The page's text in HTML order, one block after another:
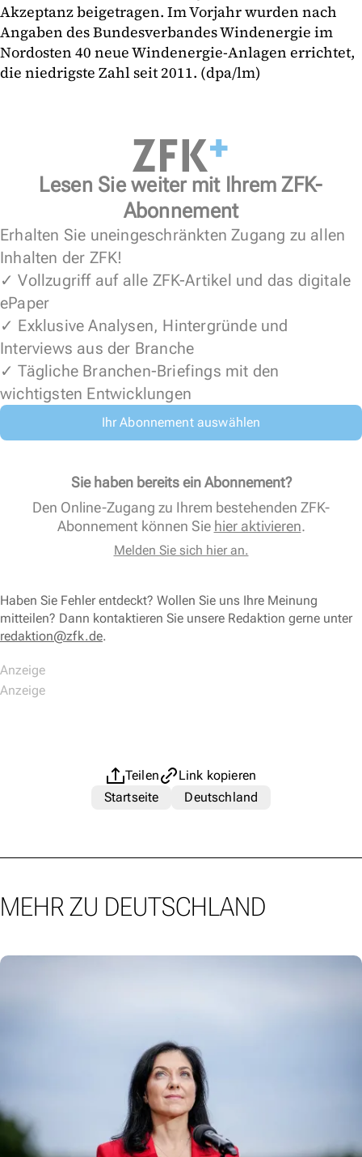
Akzeptanz beigetragen. Im Vorjahr wurden nach
Angaben des Bundesverbandes Windenergie im
Nordosten 40 neue Windenergie-Anlagen errichtet,
die niedrigste Zahl seit 2011. (dpa/lm)
Lesen Sie weiter mit Ihrem ZFK-
Abonnement
Erhalten Sie uneingeschränkten Zugang zu allen
Inhalten der ZFK!
✓ Vollzugriff auf alle ZFK-Artikel und das digitale
ePaper
✓ Exklusive Analysen, Hintergründe und
Interviews aus der Branche
✓ Tägliche Branchen-Briefings mit den
wichtigsten Entwicklungen
Ihr Abonnement auswählen
Sie haben bereits ein Abonnement?
Den Online-Zugang zu Ihrem bestehenden ZFK-
Abonnement können Sie hier aktivieren.
Melden Sie sich hier an.
Haben Sie Fehler entdeckt? Wollen Sie uns Ihre Meinung
mitteilen? Dann kontaktieren Sie unsere Redaktion gerne unter
redaktion@zfk.de.
Teilen
Link kopieren
Startseite
Deutschland
MEHR ZU DEUTSCHLAND